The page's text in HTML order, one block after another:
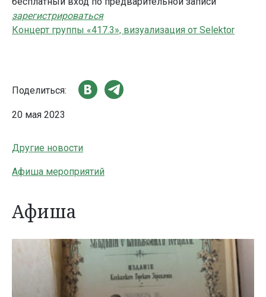
зарегистрироваться
Концерт группы «417.3», визуализация от Selektor
Поделиться:
20 мая 2023
Другие новости
Афиша мероприятий
Афиша